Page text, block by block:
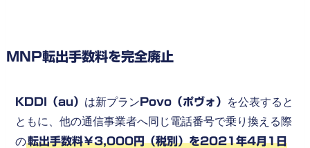
MNP転出手数料を完全廃止
KDDI（au） は新プラン Povo（ポヴォ）
を公表すると
ともに、他の通信事業者へ同じ電話番号で乗り換える際
の転出手数料￥3,000円（税別）を2021年4月1日